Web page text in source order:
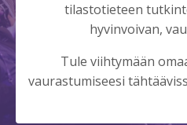
tilastotieteen
hyvinvoivan,
Tule viihtymään
vaurastumiseesi